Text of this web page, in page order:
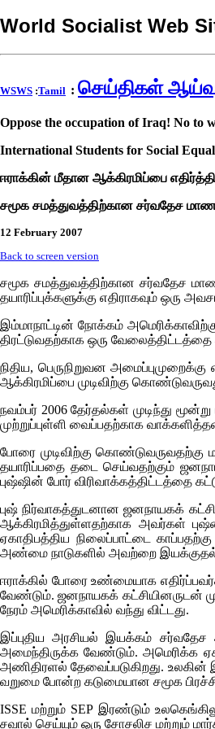
World Socialist Web
WSWS :Tamil : செய்திகள்
Oppose the occupation of Iraq! No to
International Students for Social
ஈராக்கின் மீதான ஆக்கிரமிப்பை
சமூக சமத்துவத்திற்கான சர்வதேச
12 February 2007
Back to screen version
சமூக சமத்துவத்திற்கான சர்வதேச
தயாரிப்புக்களுக்கு எதிராகவும் ஒரு
இம்மாநாட்டின் நோக்கம்
திரட்டுவதற்காக ஒரு வேலைத்திட்டத்தை
நிதிய, பெருநிறுவன
ஆக்கிரமிப்பை முடிவிற்கு
நவம்பர் 2006 தேர்தல்கள் முடிந்து
முற்றுப்புள்ளி வைப்பதற்காக
போரை முடிவிற்கு
தயாரிப்பதை தடை செய்வதற்கும்
புஷ்ஷின் போர் விரிவாக்கத்திட்டத்தை
புஷ் நிர்வாகத்துடனான ஜனநாயகக்
ஆக்கிரமித்துள்ளதற்காக அவர்கள்
ஏகாதிபத்திய நிலைப்பாட்டை
அண்மை நாடுகளில் அவற்றை
ஈராக்கில் போரை உண்மையாக
வேண்டும். ஜனநாயகக் கட்சியினருடன்
நேரம் அமெரிக்காவில் வந்து விட்டது.
இப்புதிய அரசியல் இயக்கம் சர்வதேச
அமைந்திருக்க வேண்டும். அமெரிக்க
அணிதிரளல் தேவைப்படுகிறது. உலகின்
வறுமை போன்ற கடுமையான சமூக
ISSE மற்றும் SEP இரண்டும்
சவால் செய்யும் ஒரு சோசலிச மற்றும்